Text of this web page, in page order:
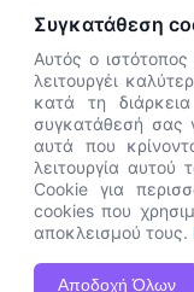
Η Ιστοσελίδα ΑνΑΔ είναι
Apple Safari καθώς και Internet
Συγκατάθεση
Αυτός ο
λειτουργέι
κατά τη
συγκατάθεσή σας
αυτά που
λειτουργία αυτού
Cookie για
cookies που
αποκλεισμού τους.
Αποδοχή Όλων